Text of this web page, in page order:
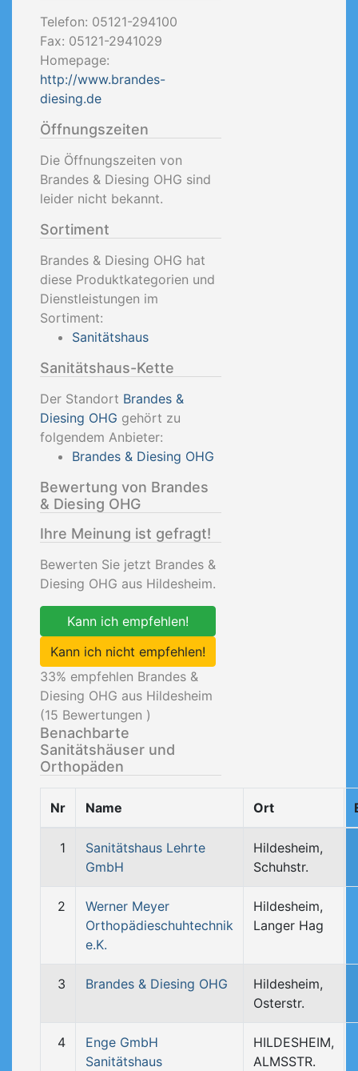
Telefon: 05121-294100
Fax: 05121-2941029
Homepage:
http://www.brandes-
diesing.de
Öffnungszeiten
Die Öffnungszeiten von
Brandes & Diesing OHG sind
leider nicht bekannt.
Sortiment
Brandes & Diesing OHG hat
diese Produktkategorien und
Dienstleistungen im
Sortiment:
Sanitätshaus
Sanitätshaus-Kette
Der Standort Brandes &
Diesing OHG gehört zu
folgendem Anbieter:
Brandes & Diesing OHG
Bewertung von Brandes
& Diesing OHG
Ihre Meinung ist gefragt!
Bewerten Sie jetzt Brandes &
Diesing OHG aus Hildesheim.
Kann ich empfehlen!
Kann ich nicht empfehlen!
33% empfehlen Brandes &
Diesing OHG aus Hildesheim
(15 Bewertungen )
Benachbarte
Sanitätshäuser und
Orthopäden
Nr Name Ort
1
Sanitätshaus Lehrte
GmbH
Hildesheim,
Schuhstr.
2
Werner Meyer
Orthopädieschuhtechnik
e.K.
Hildesheim,
Langer Hag
3 Brandes & Diesing OHG
Hildesheim,
Osterstr.
4
Enge GmbH
Sanitätshaus
HILDESHEIM,
ALMSSTR.